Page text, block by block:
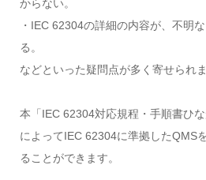
からない。
・IEC 62304の詳細の内容が、不明
る。
などといった疑問点が多く寄せられま
本「IEC 62304対応規程・手順書ひ
によってIEC 62304に準拠したQMS
ることができます。